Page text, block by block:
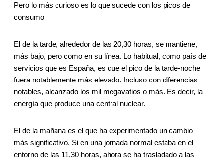
Pero lo más curioso es lo que sucede con los picos de
consumo
El de la tarde, alrededor de las 20,30 horas, se mantiene,
más bajo, pero como en su línea. Lo habitual, como país de
servicios que es España, es que el pico de la tarde-noche
fuera notablemente más elevado. Incluso con diferencias
notables, alcanzado los mil megavatios o más. Es decir, la
energía que produce una central nuclear.
El de la mañana es el que ha experimentado un cambio
más significativo. Si en una jornada normal estaba en el
entorno de las 11,30 horas, ahora se ha trasladado a las